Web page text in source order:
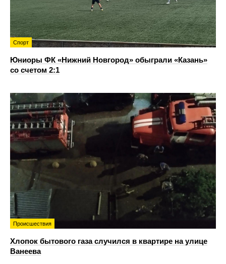
Спорт
Юниоры ФК «Нижний Новгород» обыграли «Казань»
со счетом 2:1
Происшествия
Хлопок бытового газа случился в квартире на улице
Ванеева